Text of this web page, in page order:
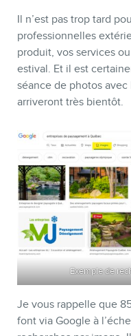
Il n’est pas trop tard
professionnelles
produit, vos services
estival. Et il est
séance de photos avec
arriveront très bientôt.
Exemple de
Je vous rappelle que
font via Google à